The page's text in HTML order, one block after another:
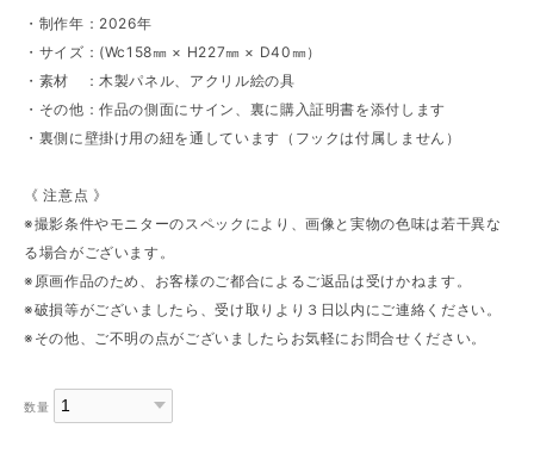
・制作年：2026年
・サイズ：(Wc158㎜ × H227㎜ × D40㎜）
・素材 ：木製パネル、アクリル絵の具
・その他：作品の側面にサイン、裏に購入証明書を添付します
・裏側に壁掛け用の紐を通しています（フックは付属しません）
《 注意点 》
※撮影条件やモニターのスペックにより、画像と実物の色味は若干異な
る場合がございます。
※原画作品のため、お客様のご都合によるご返品は受けかねます。
※破損等がございましたら、受け取りより３日以内にご連絡ください。
※その他、ご不明の点がございましたらお気軽にお問合せください。
数量